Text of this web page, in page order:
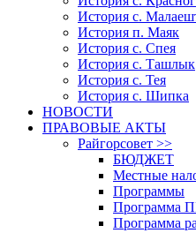
История с.
История п. Маяк
История с. Спея
История с. Ташлык
История с. Тея
История с. Шипка
НОВОСТИ
ПРАВОВЫЕ АКТЫ
Райгорсовет >>
БЮДЖЕТ
Местные
Программы
Программа
Программа